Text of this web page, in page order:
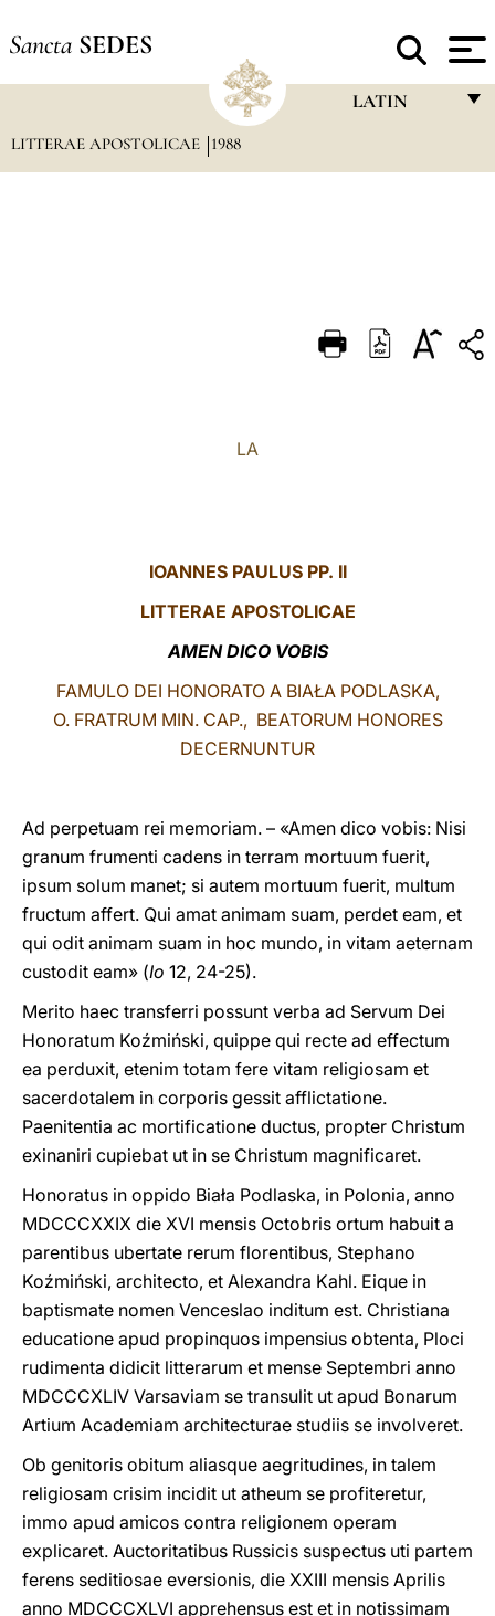
Sancta SEDES
LATIN
DEUTSCH
LITTERAE APOSTOLICAE 1988
LA
IOANNES PAULUS PP. II
LITTERAE APOSTOLICAE
AMEN DICO VOBIS
FAMULO DEI HONORATO A BIAŁA PODLASKA,
O. FRATRUM MIN. CAP., BEATORUM HONORES
DECERNUNTUR
Ad perpetuam rei memoriam. – «Amen dico vobis: Nisi
granum frumenti cadens in terram mortuum fuerit,
ipsum solum manet; si autem mortuum fuerit, multum
fructum affert. Qui amat animam suam, perdet eam, et
qui odit animam suam in hoc mundo, in vitam aeternam
custodit eam» (Io 12, 24-25).
Merito haec transferri possunt verba ad Servum Dei
Honoratum Koźmiński, quippe qui recte ad effectum
ea perduxit, etenim totam fere vitam religiosam et
sacerdotalem in corporis gessit afflictatione.
Paenitentia ac mortificatione ductus, propter Christum
exinaniri cupiebat ut in se Christum magnificaret.
Honoratus in oppido Biała Podlaska, in Polonia, anno
MDCCCXXIX die XVI mensis Octobris ortum habuit a
parentibus ubertate rerum florentibus, Stephano
Koźmiński, architecto, et Alexandra Kahl. Eique in
baptismate nomen Venceslao inditum est. Christiana
educatione apud propinquos impensius obtenta, Ploci
rudimenta didicit litterarum et mense Septembri anno
MDCCCXLIV Varsaviam se transulit ut apud Bonarum
Artium Academiam architecturae studiis se involveret.
Ob genitoris obitum aliasque aegritudines, in talem
religiosam crisim incidit ut atheum se profiteretur,
immo apud amicos contra religionem operam
explicaret. Auctoritatibus Russicis suspectus uti partem
ferens seditiosae eversionis, die XXIII mensis Aprilis
anno MDCCCXLVI apprehensus est et in notissimam